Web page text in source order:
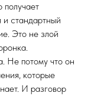
и стандартный
Это не злой
Не потому что он
которые
И разговор